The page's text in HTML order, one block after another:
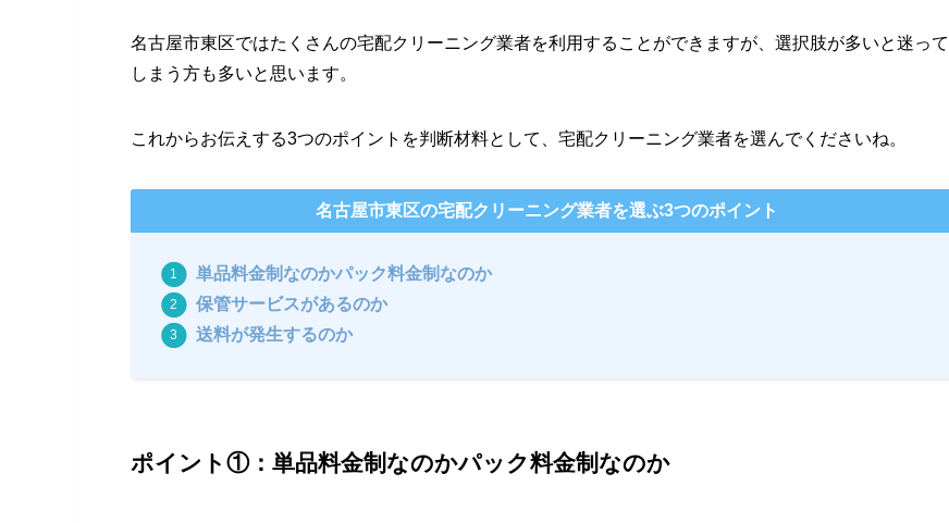
名古屋市東区ではたくさんの宅配クリーニング業者を利用することができますが、選択肢が多いと迷って
しまう方も多いと思います。
これからお伝えする3つのポイントを判断材料として、宅配クリーニング業者を選んでくださいね。
名古屋市東区の宅配クリーニング業者を選ぶ3つのポイント
単品料金制なのかパック料金制なのか
保管サービスがあるのか
送料が発生するのか
ポイント①：単品料金制なのかパック料金制なのか